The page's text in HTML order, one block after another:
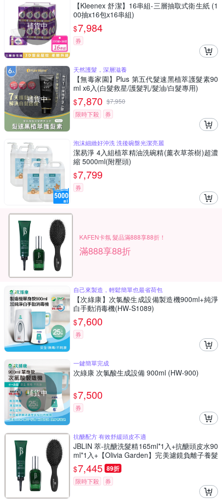
補貨中
【Kleenex 舒潔】16串組-三層抽取式衛生紙 (1
00抽x16包x16串組)
$7,984
券
補貨中
天然護髮，深層滋養
【無毒家園】Plus 第五代髮速黑植萃護髮素90
ml x6入(白髮救星/護髮乳/髮油/白髮專用)
$7,870 $7,950
限時下殺
券
泡沫細緻好沖洗 洗後碗盤光潔亮麗
潔易淨 4入組植萃精油洗碗精(薰衣草茶樹)超濃
縮 5000ml(附壓頭)
$7,799
券
KAFEN卡氛 髮品滿888享88折！
滿888享88折
自己來製造，輕鬆簡單也最省荷包
【次綠康】次氯酸生成設備製造機900ml+純淨
白手動消毒機(HW-S1089)
$7,600
券
補貨中
一鍵簡單完成
次綠康 次氯酸生成設備 900ml (HW-900)
$7,500
券
抗醣配方 有效舒緩頭皮不適
JBLIN 萃-抗醣洗髮精165ml*1入+抗醣頭皮水90
ml*1入+【Olivia Garden】完美濾鏡負離子養髮
梳
$7,445 89折
限時下殺 券